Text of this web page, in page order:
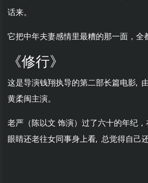
话来。
它把中年夫妻感情里最糟的那一面，全
《修行》
这是导演钱翔执导的第二部长篇电影,
黄柔闽主演。
老严（陈以文 饰演）过了六十的年纪
眼睛还老往女同事身上看, 总觉得自己还